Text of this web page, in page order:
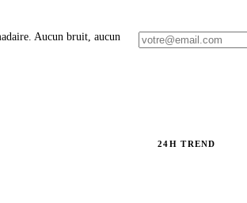
Aucun bruit, aucun
24H TREND